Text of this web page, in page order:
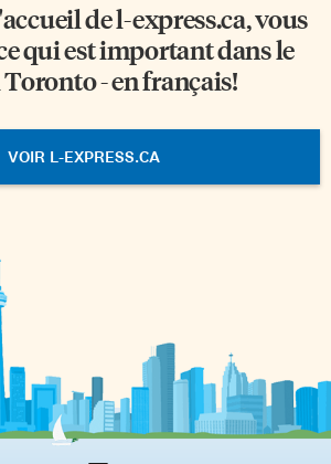
del-express.ca, vous
qui est important dans le
- en français!
VOIR L-EXPRESS.CA